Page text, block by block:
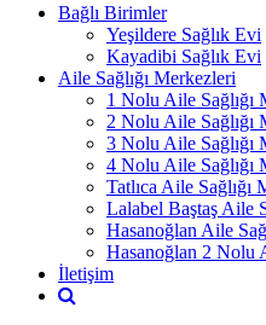
Bağlı Birimler
Yeşildere Sağlık Evi
Kayadibi Sağlık Evi
Aile Sağlığı Merkezleri
1 Nolu Aile Sağlığı
2 Nolu Aile Sağlığı
3 Nolu Aile Sağlığı
4 Nolu Aile Sağlığı
Tatlıca Aile Sağlığı
Lalabel Baştaş Aile
Hasanoğlan Aile
Hasanoğlan 2 Nolu
İletişim